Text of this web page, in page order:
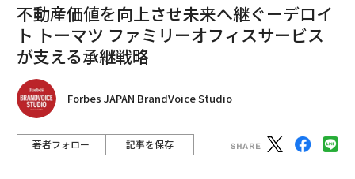
不動産価値を向上させ未来へ継ぐーデロイ
ト トーマツ ファミリーオフィスサービス
が支える承継戦略
Forbes JAPAN BrandVoice Studio
著者フォロー 記事を保存